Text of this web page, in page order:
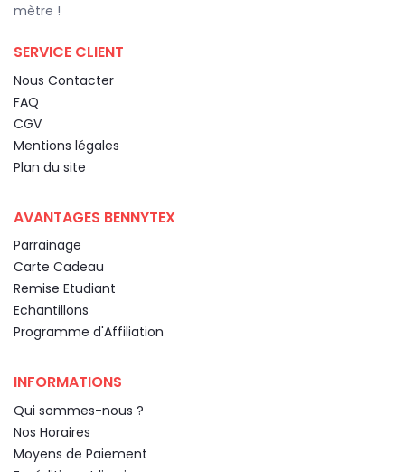
mètre !
SERVICE CLIENT
Nous Contacter
FAQ
CGV
Mentions légales
Plan du site
AVANTAGES BENNYTEX
Parrainage
Carte Cadeau
Remise Etudiant
Echantillons
Programme d'Affiliation
INFORMATIONS
Qui sommes-nous ?
Nos Horaires
Moyens de Paiement